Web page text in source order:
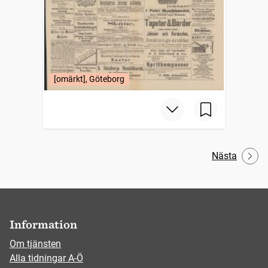
[omärkt], Göteborg
Nästa
Information
Om tjänsten
Alla tidningar A-Ö